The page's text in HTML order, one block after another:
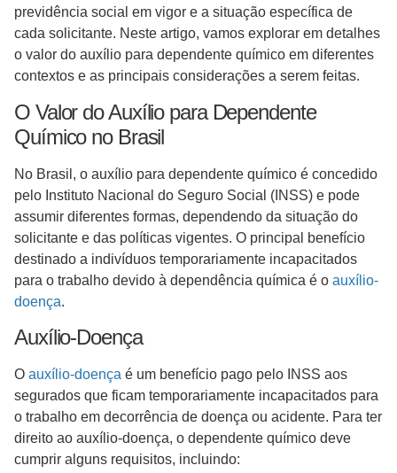
previdência social em vigor e a situação específica de
cada solicitante. Neste artigo, vamos explorar em detalhes
o valor do auxílio para dependente químico em diferentes
contextos e as principais considerações a serem feitas.
O Valor do Auxílio para Dependente
Químico no Brasil
No Brasil, o auxílio para dependente químico é concedido
pelo Instituto Nacional do Seguro Social (INSS) e pode
assumir diferentes formas, dependendo da situação do
solicitante e das políticas vigentes. O principal benefício
destinado a indivíduos temporariamente incapacitados
para o trabalho devido à dependência química é o auxílio-
doença.
Auxílio-Doença
O auxílio-doença é um benefício pago pelo INSS aos
segurados que ficam temporariamente incapacitados para
o trabalho em decorrência de doença ou acidente. Para ter
direito ao auxílio-doença, o dependente químico deve
cumprir alguns requisitos, incluindo: